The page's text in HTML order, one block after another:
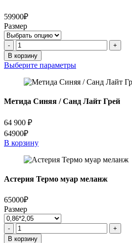
59900₽
Размер
Количество
товара
Сахалин
АРМА
-
+
В корзину
Выберите параметры
Метида Синяя / Санд Лайт Грей
64 900 ₽
64900₽
В корзину
Астерия Термо муар меланж
65000₽
Размер
Количество
товара
-
+
В корзину